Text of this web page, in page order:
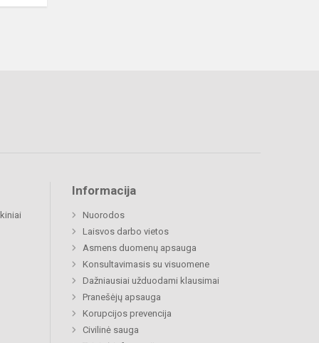
Informacija
Nuorodos
Laisvos darbo vietos
Asmens duomenų apsauga
Konsultavimasis su visuomene
Dažniausiai užduodami klausimai
Pranešėjų apsauga
Korupcijos prevencija
Civilinė sauga